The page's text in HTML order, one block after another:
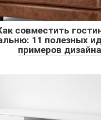
совместить
11 полезных
примеров дизайна